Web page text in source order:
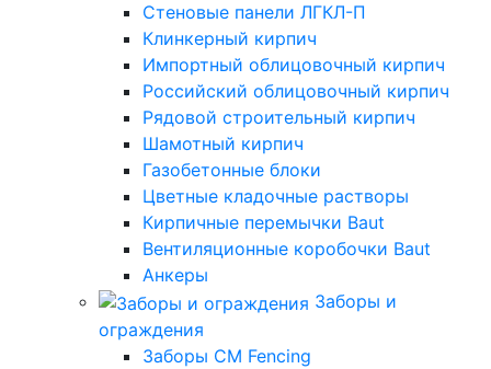
Стеновые панели ЛГКЛ-П
Клинкерный кирпич
Импортный облицовочный кирпич
Российский облицовочный кирпич
Рядовой строительный кирпич
Шамотный кирпич
Газобетонные блоки
Цветные кладочные растворы
Кирпичные перемычки Baut
Вентиляционные коробочки Baut
Анкеры
Заборы и
ограждения
Заборы CM Fencing